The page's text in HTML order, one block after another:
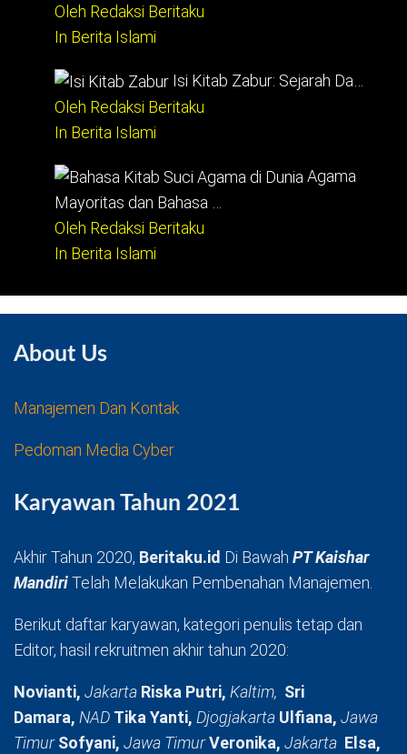
Oleh Redaksi Beritaku
In Berita Islami
Isi Kitab Zabur: Sejarah Da…
Oleh Redaksi Beritaku
In Berita Islami
Agama
Mayoritas dan Bahasa …
Oleh Redaksi Beritaku
In Berita Islami
About Us
Manajemen Dan Kontak
Pedoman Media Cyber
Karyawan Tahun 2021
Akhir Tahun 2020, Beritaku.id Di Bawah PT Kaishar
MandiriTelah Melakukan Pembenahan Manajemen.
Berikut daftar karyawan, kategori penulis tetap dan
Editor, hasil rekruitmen akhir tahun 2020:
Novianti, Jakarta Riska Putri, Kaltim, Sri
Damara, NAD Tika Yanti, Djogjakarta Ulfiana, Jawa
TimurSofyani, Jawa TimurVeronika, Jakarta Elsa,